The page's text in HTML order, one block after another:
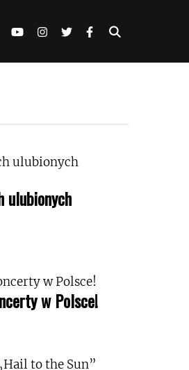
ulubionych
w Polsce!